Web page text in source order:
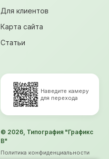
Для клиентов
Карта сайта
Статьи
Наведите камеру
для перехода
© 2026, Типография "Графикс
В"
Политика конфиденциальности